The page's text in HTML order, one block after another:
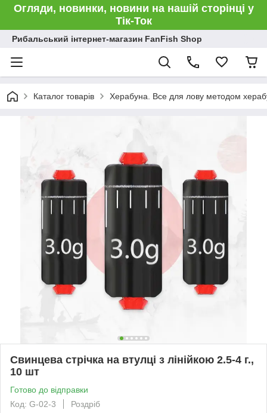
Огляди, новинки, новини на нашій сторінці у
Тік-Ток
Рибальський інтернет-магазин FanFish Shop
Каталог товарів Херабуна. Все для лову методом
Свинцева стрічка на втулці з лінійкою 2.5-4 г.,
10 шт
Готово до відправки
Код: G-02-3
Роздріб